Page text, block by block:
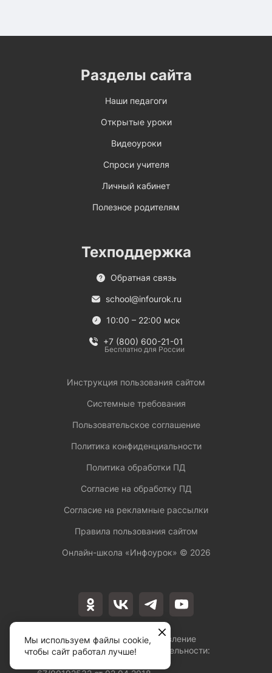
Лицензия на осуществление
образовательной деятельности:
Разделы сайта
Наши педагоги
Открытые уроки
Видеоуроки
Спроси учителя
Личный кабинет
Полезное родителям
Техподдержка
Обратная связь
school@infourok.ru
10:00 – 22:00 мск
+7 (800) 600-21-01
Бесплатно для России
Инструкция пользования сайтом
Системные требования
Пользовательское соглашение
Политика конфиденциальности
Политика обработки ПД
Согласие на обработку ПД
Согласие на рекламные рассылки
Правила пользования сайтом
Онлайн-школа «Инфоурок» © 2026
Мы используем файлы cookie,
чтобы сайт работал лучше!